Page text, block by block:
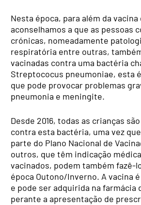
Nesta época, para além da vacina
aconselhamos a que as pessoas
crónicas, nomeadamente
respiratória entre outras,
vacinadas contra uma bactéria
Streptococus pneumoniae, esta
que pode provocar problemas
pneumonia e meningite.
Desde 2016, todas as crianças
contra esta bactéria, uma vez
parte do Plano Nacional de
outros, que têm indicação
vacinados, podem também fazê-
época Outono/Inverno. A vacina
e pode ser adquirida na farmácia
perante a apresentação de